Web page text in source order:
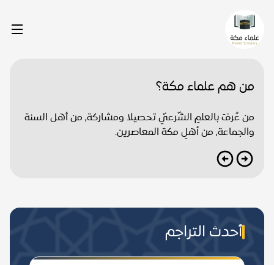
من هم علماء مكة؟
من عُرفَ بالعلمِ الشّرعيّ تحصيلا ومشاركة, من أهل السنة
والجماعة, من أهلِ مكة المعاصرين.
أحدث التراجم